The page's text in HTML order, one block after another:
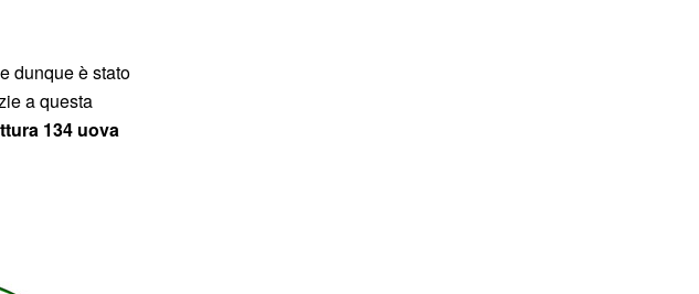
dunque è stato
a questa
134 uova